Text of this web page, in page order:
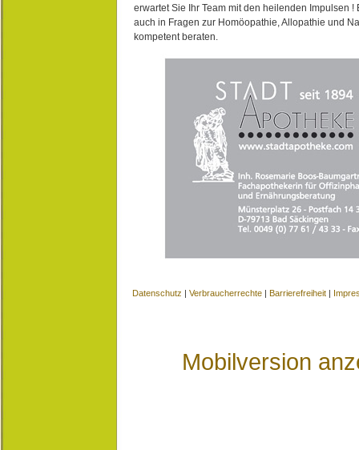
erwartet Sie Ihr Team mit den heilenden Impulsen !
auch in Fragen zur Homöopathie, Allopathie und
kompetent beraten.
Datenschutz | Verbraucherrechte | Barrierefreiheit |
Mobilversion